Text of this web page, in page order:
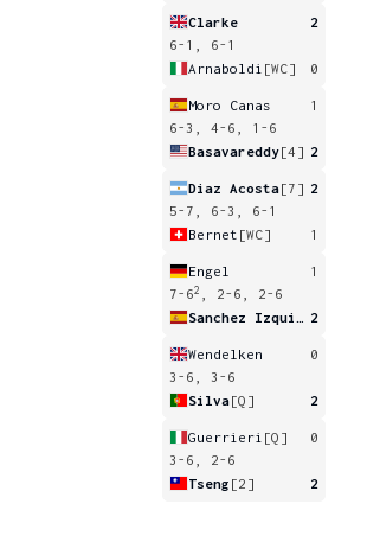
Clarke
2
6-1, 6-1
Arnaboldi [WC] 0
Moro Canas
1
6-3, 4-6, 1-6
Basavareddy[4] 2
Diaz Acosta[7] 2
5-7, 6-3, 6-1
Bernet [WC] 1
Engel
1
7-62
, 2-6, 2-6
2
Wendelken
0
3-6, 3-6
Silva[Q] 2
Guerrieri [Q]
0
3-6, 2-6
Tseng [2] 2